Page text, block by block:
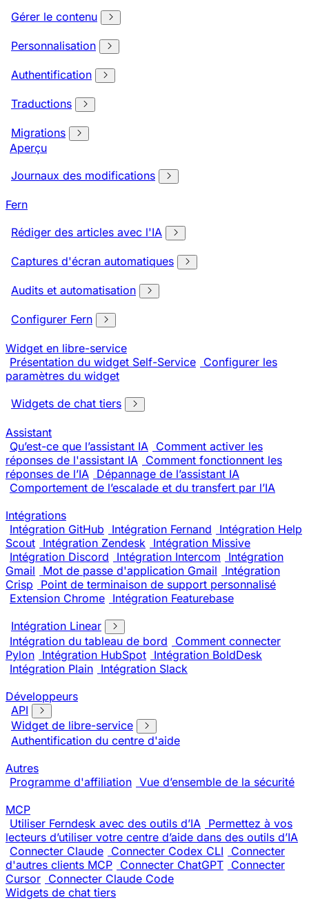
Gérer le contenu
Personnalisation
Authentification
Traductions
Migrations
Aperçu
Journaux des modifications
Fern
Rédiger des articles avec l'IA
Captures d'écran automatiques
Audits et automatisation
Configurer Fern
Widget en libre-service
Présentation du widget Self-Service Configurer les
paramètres du widget
Widgets de chat tiers
Assistant
Qu’est-ce que l’assistant IA Comment activer les
réponses de l'assistant IA Comment fonctionnent les
réponses de l’IA Dépannage de l’assistant IA
Comportement de l’escalade et du transfert par l’IA
Intégrations
Intégration GitHub
Intégration Fernand
Intégration Help
Scout Intégration Zendesk Intégration Missive
Intégration Discord
Intégration Intercom
Intégration
Gmail
Mot de passe d'application Gmail
Intégration
Crisp
Point de terminaison de support personnalisé
Extension Chrome Intégration Featurebase
Intégration Linear
Intégration du tableau de bord
Comment connecter
Pylon Intégration HubSpot Intégration BoldDesk
Intégration Plain Intégration Slack
Développeurs
API
Widget de libre-service
Authentification du centre d'aide
Autres
Programme d'affiliation Vue d’ensemble de la sécurité
MCP
Utiliser Ferndesk avec des outils d’IA Permettez à vos
lecteurs d’utiliser votre centre d’aide dans des outils d’IA
Connecter Claude Connecter Codex CLI
Connecter
d'autres clients MCP Connecter ChatGPT Connecter
Cursor Connecter Claude Code
Widgets de chat tiers